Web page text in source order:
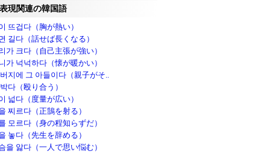
現関連の韓国語
뜨겁다（胸が熱い）
길다（話せば長くなる）
가 크다（自己主張が強い）
가 넉넉하다（懐が暖かい）
지에 그 아들이다（親子がそ..
다（殴り合う）
넓다（度量が広い）
찌르다（正鵠を射る）
모르다（身の程知らずだ）
놓다（先生を辞める）
을 앓다（一人で思い悩む）